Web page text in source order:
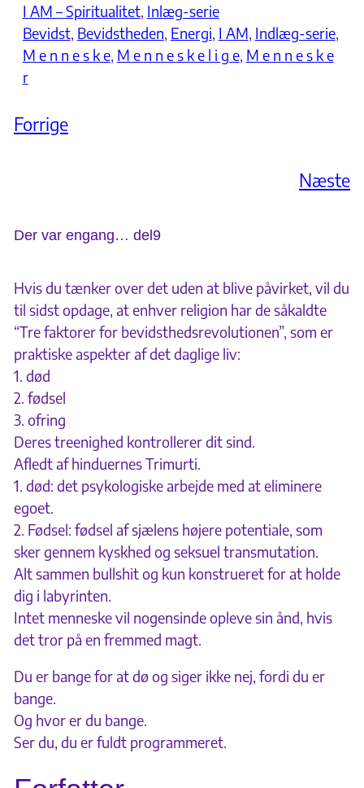
I AM – Spiritualitet, Inlæg-serie
Bevidst, Bevidstheden, Energi, I AM, Indlæg-serie
M e n n e s k e, M e n n e s k e l i g e, M e n n e s k e
r
Forrige
Næste
Der var engang… del9
Hvis du tænker over det uden at blive påvirket, vil du
til sidst opdage, at enhver religion har de såkaldte
“Tre faktorer for bevidsthedsrevolutionen”, som er
praktiske aspekter af det daglige liv:
1. død
2. fødsel
3. ofring
Deres treenighed kontrollerer dit sind.
Afledt af hinduernes Trimurti.
1. død: det psykologiske arbejde med at eliminere
egoet.
2. Fødsel: fødsel af sjælens højere potentiale, som
sker gennem kyskhed og seksuel transmutation.
Alt sammen bullshit og kun konstrueret for at holde
dig i labyrinten.
Intet menneske vil nogensinde opleve sin ånd, hvis
det tror på en fremmed magt.
Du er bange for at dø og siger ikke nej, fordi du er
bange.
Og hvor er du bange.
Ser du, du er fuldt programmeret.